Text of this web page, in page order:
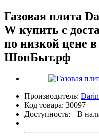
Газовая плита
W купить с
по низкой цене
ШопБыт.рф
Производитель:
Код товара: 30097
Доступность:
В